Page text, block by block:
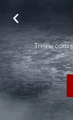
Treine com